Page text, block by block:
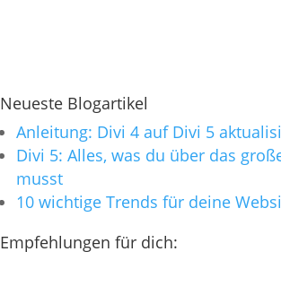
Neueste Blogartikel
Anleitung: Divi 4 auf Divi 5
Divi 5: Alles, was du über das
musst
10 wichtige Trends für deine
Empfehlungen für dich: